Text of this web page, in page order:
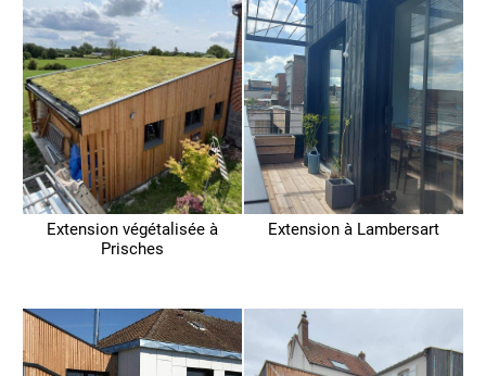
Extension végétalisée à
Prisches
Extension à Lambersart